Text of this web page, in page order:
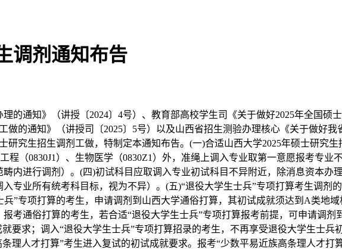
调剂通知布告
通知》（讲授〔2024〕4号）、教育部高校学生司《关于做好2025年全国硕
做的通知》（讲授司〔2025〕5号）以及山西省招生测验办理核心《关于做好
研究生招生调剂工做，特制定本通知布告。(一)合适山西大学2025年硕士研究
（0830J1）、生物医学（0830Z1）外，准绳上调入专业取第一意愿报考专业
内进行调剂）。(四)初试科目应取调入专业初试科目不异附近，除消息资本办
专业所有统考科目标，视为不异）。(五)“退役大学生士兵”专项打算考生调剂
”专项打算的考生，申请调剂到山西大学通俗打算，其初试成就须达到A类地
考通俗打算的考生，若合适“退役大学生士兵”专项打算报考前提，可申请调
要求；调入“退役大学生士兵”专项打算招录的考生，不再享受退役大学生士兵
理人才打算”考生进入复试的初试成就要求。报考“少数平易近族高条理人才打